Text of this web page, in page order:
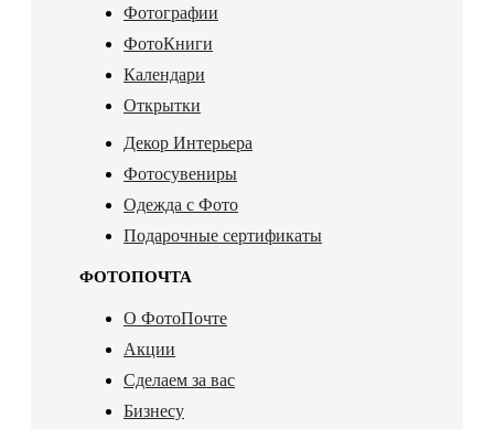
Фотографии
ФотоКниги
Календари
Открытки
Декор Интерьера
Фотосувениры
Одежда с Фото
Подарочные сертификаты
ФОТОПОЧТА
О ФотоПочте
Акции
Сделаем за вас
Бизнесу